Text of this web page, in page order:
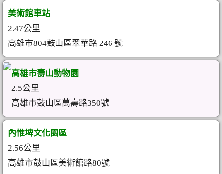
美術館車站
2.47公里
高雄市804鼓山區翠華路 246 號
高雄市壽山動物園
2.5公里
高雄市鼓山區萬壽路350號
內惟埤文化園區
2.56公里
高雄市鼓山區美術館路80號